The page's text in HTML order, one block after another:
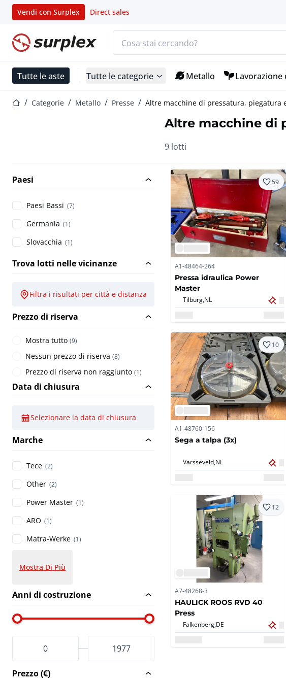
Vendi con Surplex Direct sales
Home
Tutte le aste Tutte le categorie Metallo Lavorazione
Home Categorie Metallo Presse Altre macchine di pressatura, piegatura
Altre macchine di
9 lotti
Paesi
Paesi Bassi (7)
Germania (1)
Slovacchia (1)
Trova lotti nelle vicinanze
Filtra i risultati per città e distanza
Prezzo di riserva
Mostra tutto (9)
Nessun prezzo di riserva (8)
Prezzo di riserva non raggiunto (1)
Data di chiusura
Selezionare la data di chiusura
Marche
Tece (2)
Other (2)
Power Master (1)
ARO (1)
Matra-Werke (1)
Mostra Di Più
Anni di costruzione
Prezzo (€)
59
A1-48464-264
Pressa idraulica Power
Master
Tilburg, NL
10
A1-48760-156
Sega a talpa (3x)
Varsseveld, NL
12
A7-48268-3
HAULICK ROOS RVD 40
Press
Falkenberg, DE